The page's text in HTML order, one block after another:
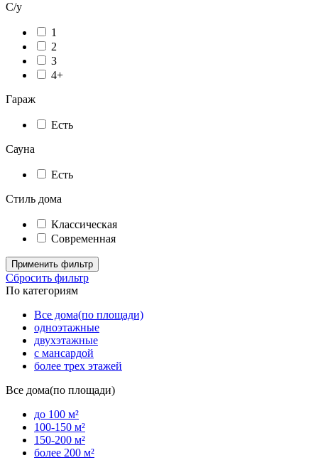
С/у
1
2
3
4+
Гараж
Есть
Сауна
Есть
Стиль дома
Классическая
Современная
Применить фильтр
Сбросить фильтр
По категориям
Все дома(по площади)
одноэтажные
двухэтажные
с мансардой
более трех этажей
Все дома(по площади)
до 100 м²
100-150 м²
150-200 м²
более 200 м²